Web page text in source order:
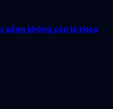
sống không còn là khoa